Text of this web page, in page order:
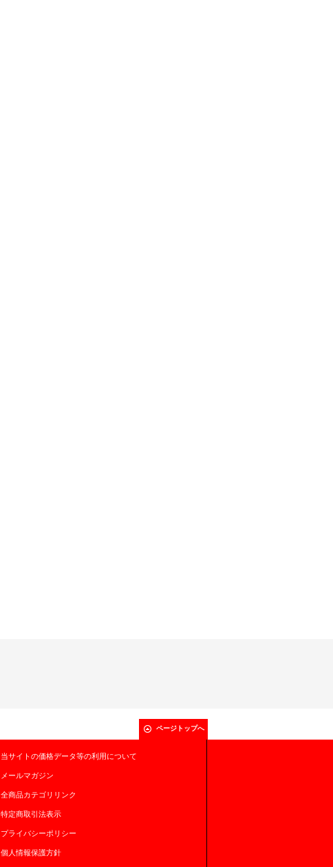
ページトップへ
当サイトの価格データ等の利用について
メールマガジン
全商品カテゴリリンク
特定商取引法表示
プライバシーポリシー
個人情報保護方針